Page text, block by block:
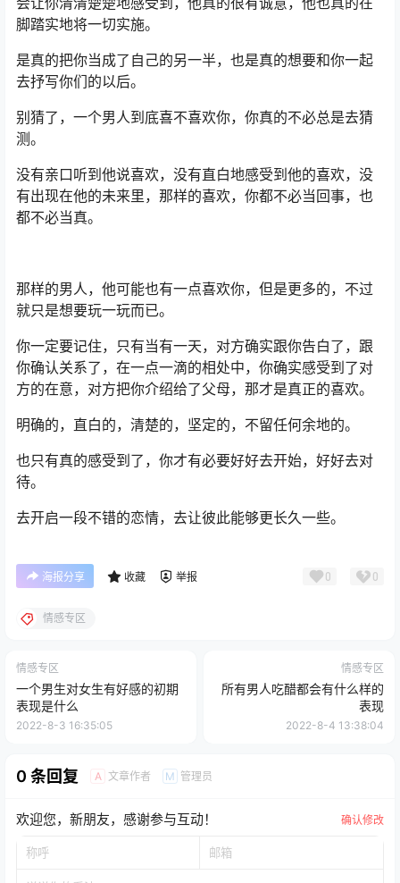
脚踏实地将一切实施。
是真的把你当成了自己的另一半，也是真的想要和你一起
去抒写你们的以后。
别猜了，一个男人到底喜不喜欢你，你真的不必总是去猜
测。
没有亲口听到他说喜欢，没有直白地感受到他的喜欢，没
有出现在他的未来里，那样的喜欢，你都不必当回事，也
都不必当真。
那样的男人，他可能也有一点喜欢你，但是更多的，不过
就只是想要玩一玩而已。
你一定要记住，只有当有一天，对方确实跟你告白了，跟
你确认关系了，在一点一滴的相处中，你确实感受到了对
方的在意，对方把你介绍给了父母，那才是真正的喜欢。
明确的，直白的，清楚的，坚定的，不留任何余地的。
也只有真的感受到了，你才有必要好好去开始，好好去对
待。
去开启一段不错的恋情，去让彼此能够更长久一些。
海报分享 收藏 举报 0 0
情感专区
情感专区
一个男生对女生有好感的初期
表现是什么
2022-8-3 16:35:05
情感专区
所有男人吃醋都会有什么样的
表现
2022-8-4 13:38:04
0 条回复 A 文章作者 M 管理员
欢迎您，新朋友，感谢参与互动！ 确认修改